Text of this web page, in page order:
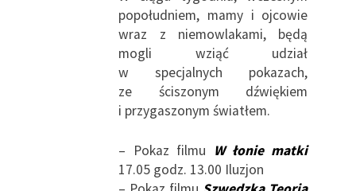
popołudniem, mamy i ojcowie
wraz z niemowlakami, będą
mogli wziąć udział
w specjalnych pokazach,
ze ściszonym dźwiękiem
i przygaszonym światłem.
– Pokaz filmu W łonie matki
17.05 godz. 13.00 Iluzjon